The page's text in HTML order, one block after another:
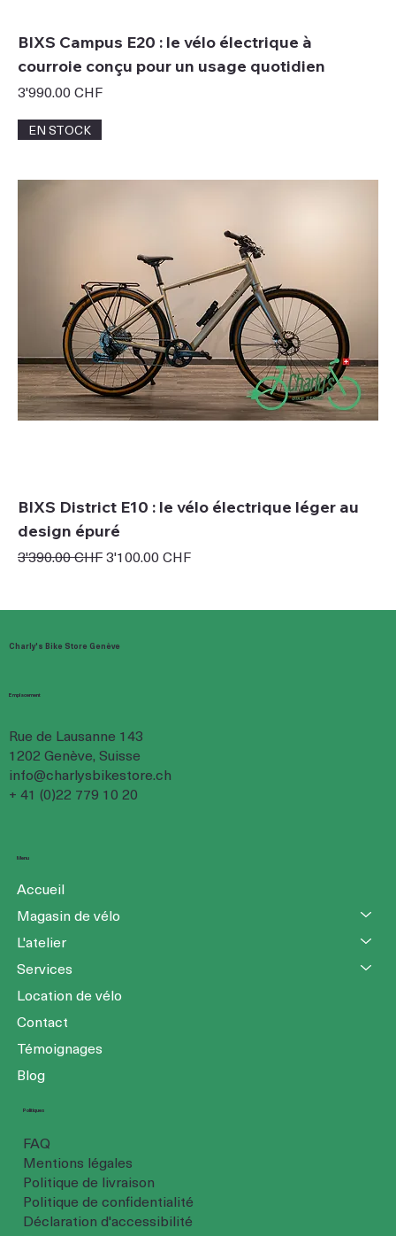
BIXS Campus E20 : le vélo électrique à
courroie conçu pour un usage quotidien
Prix
3'990.00 CHF
EN STOCK
BIXS District E10 : le vélo électrique léger au
design épuré
Prix original
3'390.00 CHFPrix promotionnel
3'100.00 CHF
Charly's Bike Store Genève
Emplacement
Rue de Lausanne 143
1202 Genève, Suisse
info@charlysbikestore.ch
+ 41 (0)22 779 10 20
Menu
Accueil
Magasin de vélo
L'atelier
Services
Location de vélo
Contact
Témoignages
Blog
Politiques
FAQ
Mentions légales
Politique de livraison
Politique de confidentialité
Déclaration d'accessibilité